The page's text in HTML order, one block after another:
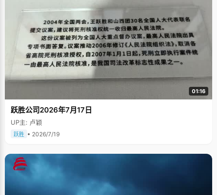
01:16
跃胜公司2026年7月17日
UP主: 卢颖
跃胜 • 2026/7/19